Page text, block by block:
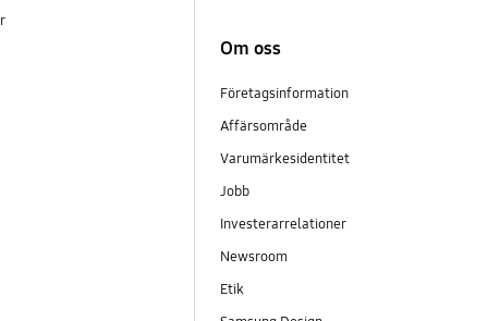
Om oss
Företagsinformation
Affärsområde
Varumärkesidentitet
Jobb
Investerarrelationer
Newsroom
Etik